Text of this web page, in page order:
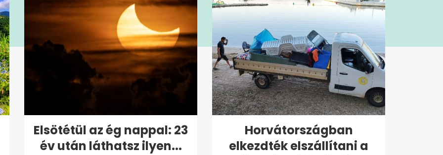
Elsötétül az ég nappal: 23
év után láthatsz ilyen...
Horvátországban
elkezdték elszállítani a